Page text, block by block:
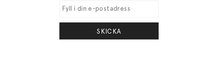
SKICKA